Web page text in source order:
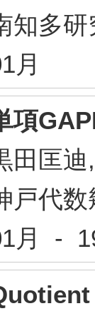
知多
月
項
田匡
戸代
月 -